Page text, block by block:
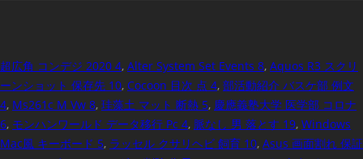
超広角 コンデジ 2020 4, Alter System Set Events 8, Aquos R3 スクリ
ーンショット 保存先 10, Cocoon 目次 点 4, 部活動紹介 バスケ部 例文
4, Ms261c M Vw 8, 珪藻土 マット 断熱 5, 慶應義塾大学 医学部 コロナ
6, モンハンワールド データ移行 Pc 4, 脈なし 男 落とす 19, Windows
Mac風 キーボード 5, ラッセル クサリヘビ 飼育 10, Asus 画面割れ 保証